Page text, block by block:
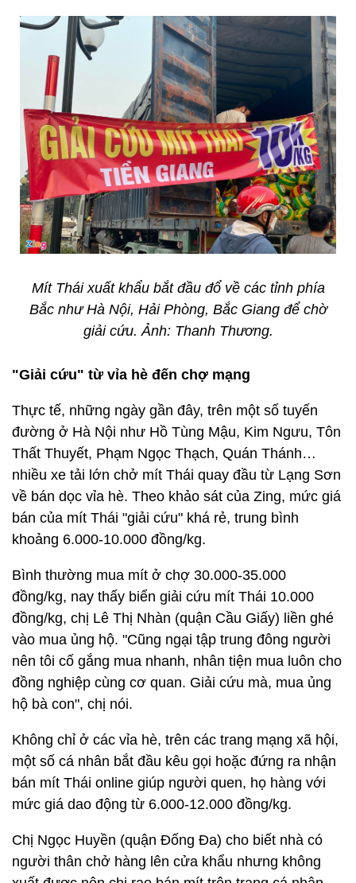
Mít Thái xuất khẩu bắt đầu đổ về các tỉnh phía
Bắc như Hà Nội, Hải Phòng, Bắc Giang để chờ
giải cứu. Ảnh: Thanh Thương.
"Giải cứu" từ vỉa hè đến chợ mạng
Thực tế, những ngày gần đây, trên một số tuyến
đường ở Hà Nội như Hồ Tùng Mậu, Kim Ngưu, Tôn
Thất Thuyết, Phạm Ngọc Thạch, Quán Thánh…
nhiều xe tải lớn chở mít Thái quay đầu từ Lạng Sơn
về bán dọc vỉa hè. Theo khảo sát của Zing, mức giá
bán của mít Thái "giải cứu" khá rẻ, trung bình
khoảng 6.000-10.000 đồng/kg.
Bình thường mua mít ở chợ 30.000-35.000
đồng/kg, nay thấy biển giải cứu mít Thái 10.000
đồng/kg, chị Lê Thị Nhàn (quận Cầu Giấy) liền ghé
vào mua ủng hộ. "Cũng ngại tập trung đông người
nên tôi cố gắng mua nhanh, nhân tiện mua luôn cho
đồng nghiệp cùng cơ quan. Giải cứu mà, mua ủng
hộ bà con", chị nói.
Không chỉ ở các vỉa hè, trên các trang mạng xã hội,
một số cá nhân bắt đầu kêu gọi hoặc đứng ra nhận
bán mít Thái online giúp người quen, họ hàng với
mức giá dao động từ 6.000-12.000 đồng/kg.
Chị Ngọc Huyền (quận Đống Đa) cho biết nhà có
người thân chở hàng lên cửa khẩu nhưng không